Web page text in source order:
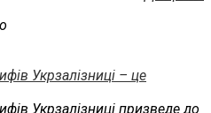
Укрзалізниці – це
Укрзалізниці призведе до